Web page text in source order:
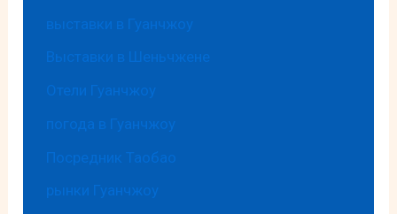
выставки в Гуанчжоу
Выставки в Шеньчжене
Отели Гуанчжоу
погода в Гуанчжоу
Посредник Таобао
рынки Гуанчжоу